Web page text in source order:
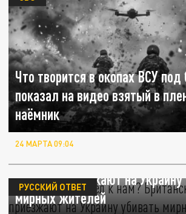
Что творится в окопах ВСУ
показал на видео взятый в
наёмник
24 МАРТА 09:04
За чем ты пришёл к нам?
боевики приезжают на Украину
мирных жителей
РУССКИЙ ОТВЕТ